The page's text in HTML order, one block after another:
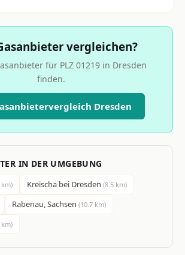
vergleichen?
für PLZ 01219 in Dresden
finden.
Dresden
IN DER UMGEBUNG
km) Kreischa bei Dresden (8.5 km)
Rabenau, Sachsen (10.7 km)
km)